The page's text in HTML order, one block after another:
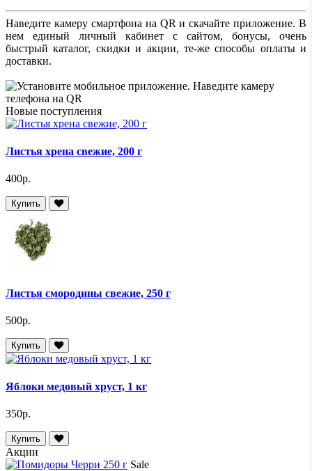
Наведите камеру смартфона на QR и скачайте приложение. В
нем единый личный кабинет с сайтом, бонусы, очень
быстрый каталог, скидки и акции, те-же способы оплаты и
доставки.
Новые поступления
Листья хрена свежие, 200 г
400р.
Купить
Листья смородины свежие, 250 г
500р.
Купить
Яблоки медовый хруст, 1 кг
350р.
Купить
Акции
Sale